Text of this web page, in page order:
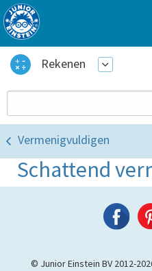
Rekenen
Vermenigvuldigen
Schattend
© Junior Einstein BV 2012-